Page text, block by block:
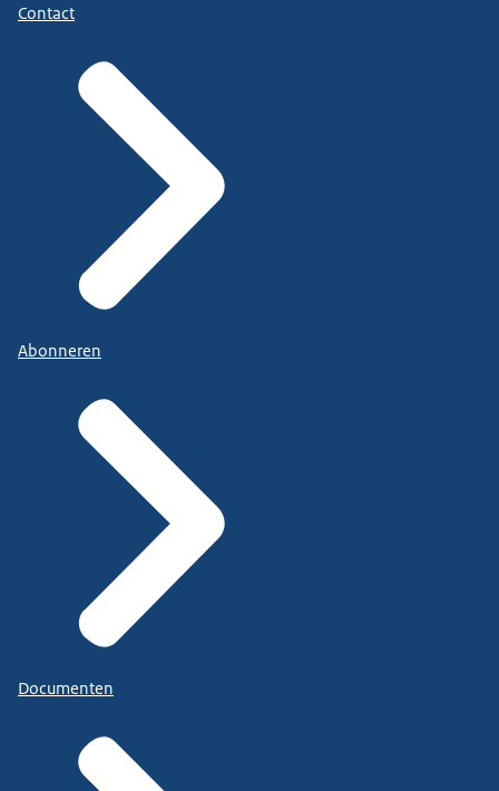
Contact
Abonneren
Documenten